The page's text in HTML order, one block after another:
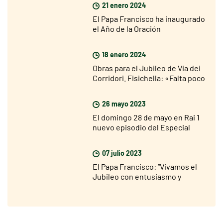
21 enero 2024
El Papa Francisco ha inaugurado
el Año de la Oración
18 enero 2024
Obras para el Jubileo de Via dei
Corridori. Fisichella: «Falta poco
26 mayo 2023
El domingo 28 de mayo en Rai 1
nuevo episodio del Especial
07 julio 2023
El Papa Francisco: “Vivamos el
Jubileo con entusiasmo y